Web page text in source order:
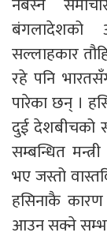
बंगलादेशको
सल्लाहकार
रहे पनि
पारेका छन् ।
दुई देशबीचको
सम्बन्धित
भए जस्तो
हसिनाकै
आउन सक्ने